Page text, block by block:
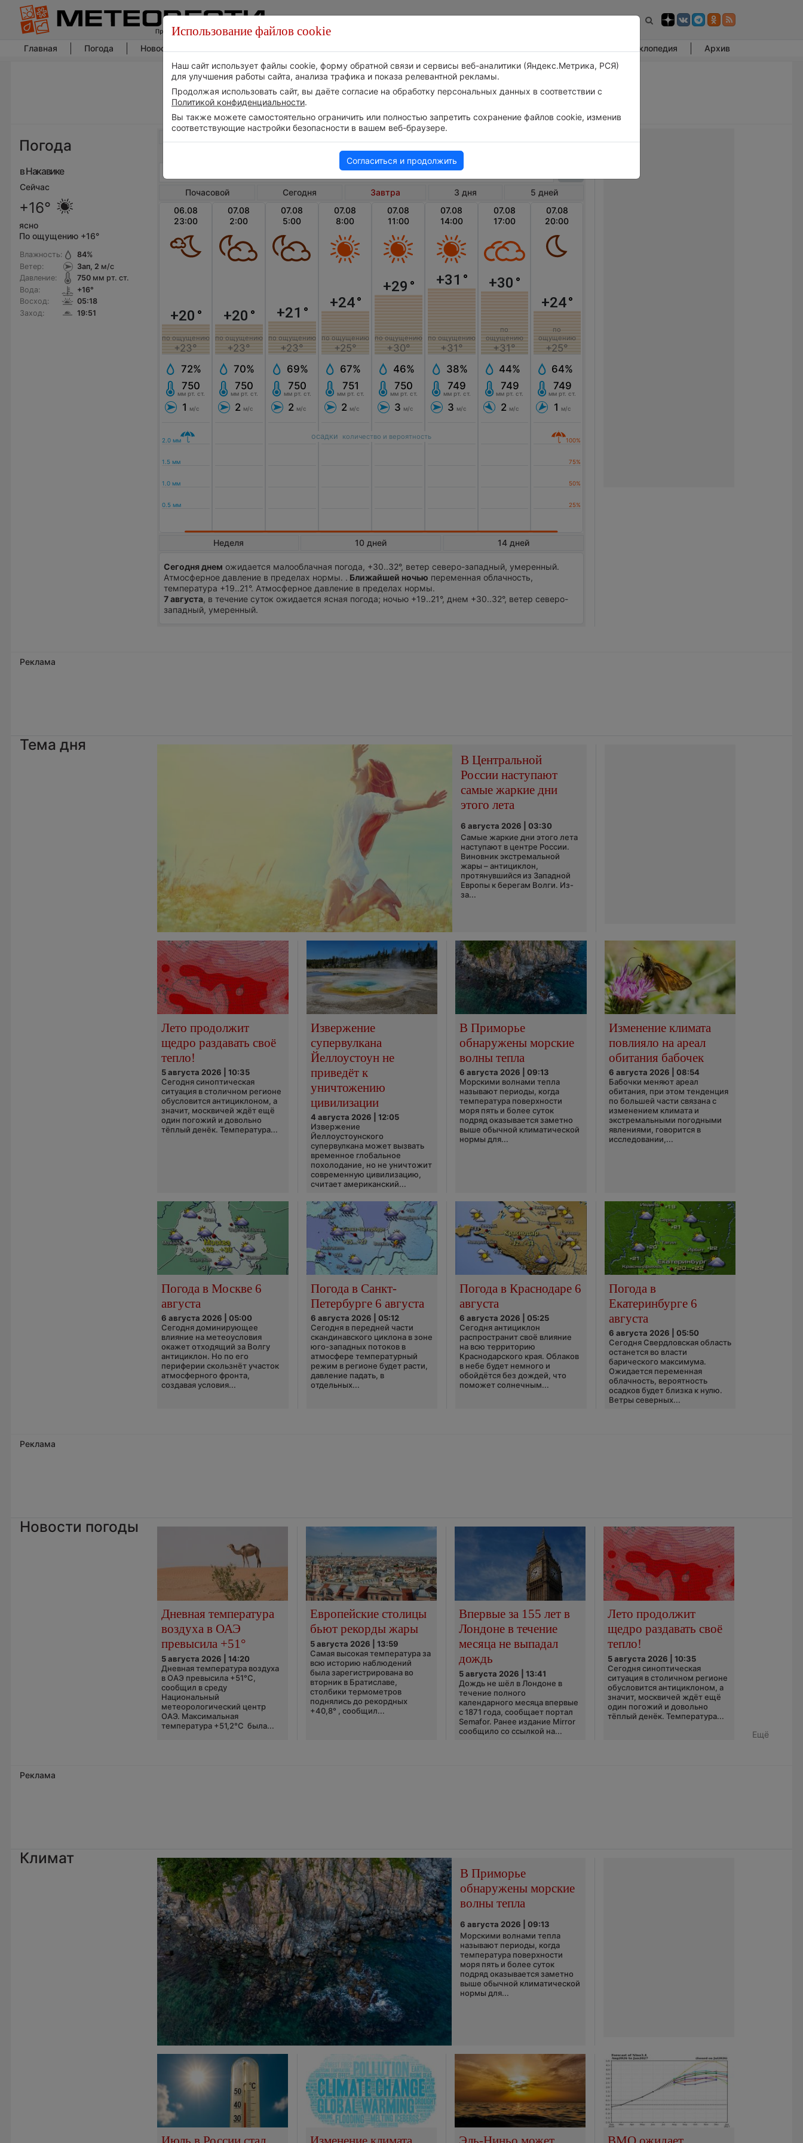
Главная Погода Новости погоды Энциклопедия Архив
Погода
в Накавике
Сейчас
+16°
ясно
По ощущению +16°
Влажность:
Ветер:
Давление:
Вода:
Восход:
Заход:
84%
Зап, 2 м/с
750мм рт. ст.
+16°
05:18
19:51
Погода в Накавике на завтра
Почасовой Сегодня Завтра 3 дня
5 дней
06.08
23:00
+20 °
по ощущению
+23°
72%
750
мм рт. ст.
1 м/с
07.08
2:00
+20 °
по ощущению
+23°
70%
750
мм рт. ст.
2 м/с
07.08
5:00
+21 °
по ощущению
+23°
69%
750
мм рт. ст.
2 м/с
07.08
8:00
+24°
по ощущению
+25°
67%
751
мм рт. ст.
2 м/с
07.08
11:00
+29 °
по ощущению
+30°
46%
750
мм рт. ст.
3 м/с
07.08
14:00
+31 °
по ощущению
+31°
38%
749
мм рт. ст.
3 м/с
07.08
17:00
+30 °
по
ощущению
+31°
44%
749
мм рт. ст.
2 м/с
07.08
20:00
+24°
по
ощущению
+25°
64%
749
мм рт. ст.
1 м/с
осадки количество и вероятность
Неделя 10 дней 14 дней
Сегодня днем ожидается малооблачная погода, +30..32°, ветер северо-западный, умеренный.
Атмосферное давление в пределах нормы. . Ближайшей ночью переменная облачность,
температура +19..21°. Атмосферное давление в пределах нормы.
7 августа, в течение суток ожидается ясная погода; ночью +19..21°, днем +30..32°, ветер северо-
западный, умеренный.
Реклама
Тема дня
В Центральной
России наступают
самые жаркие дни
этого лета
6 августа 2026 | 03:30
Самые жаркие дни этого лета
наступают в центре России.
Виновник экстремальной
жары – антициклон,
протянувшийся из Западной
Европы к берегам Волги. Из-
за...
Лето продолжит
щедро раздавать своё
тепло!
5 августа 2026 | 10:35
Сегодня синоптическая
ситуация в столичном регионе
обусловится антициклоном, а
значит, москвичей ждёт ещё
один погожий и довольно
тёплый денёк. Температура...
Извержение
супервулкана
Йеллоустоун не
приведёт к
уничтожению
цивилизации
4 августа 2026 | 12:05
Извержение
Йеллоустоунского
супервулкана может вызвать
временное глобальное
похолодание, но не уничтожит
современную цивилизацию,
считает американский...
В Приморье
обнаружены морские
волны тепла
6 августа 2026 | 09:13
Морскими волнами тепла
называют периоды, когда
температура поверхности
моря пять и более суток
подряд оказывается заметно
выше обычной климатической
нормы для...
Изменение климата
повлияло на ареал
обитания бабочек
6 августа 2026 | 08:54
Бабочки меняют ареал
обитания, при этом тенденция
по большей части связана с
изменением климата и
экстремальными погодными
явлениями, говорится в
исследовании,...
Погода в Москве 6
августа
6 августа 2026 | 05:00
Сегодня доминирующее
влияние на метеоусловия
окажет отходящий за Волгу
антициклон. Но по его
периферии скользнёт участок
атмосферного фронта,
создавая условия...
Погода в Санкт-
Петербурге 6 августа
6 августа 2026 | 05:12
Сегодня в передней части
скандинавского циклона в зоне
юго-западных потоков в
атмосфере температурный
режим в регионе будет расти,
давление падать, в
отдельных...
Погода в Краснодаре 6
августа
6 августа 2026 | 05:25
Сегодня антициклон
распространит своё влияние
на всю территорию
Краснодарского края. Облаков
в небе будет немного и
обойдётся без дождей, что
поможет солнечным...
Погода в
Екатеринбурге 6
августа
6 августа 2026 | 05:50
Сегодня Свердловская область
останется во власти
барического максимума.
Ожидается переменная
облачность, вероятность
осадков будет близка к нулю.
Ветры северных...
Реклама
Новости погоды
Дневная температура
воздуха в ОАЭ
превысила +51°
5 августа 2026 | 14:20
Дневная температура воздуха
в ОАЭ превысила +51°C,
сообщил в среду
Национальный
метеорологический центр
ОАЭ. Максимальная
температура +51,2°C была...
Европейские столицы
бьют рекорды жары
5 августа 2026 | 13:59
Самая высокая температура за
всю историю наблюдений
была зарегистрирована во
вторник в Братиславе,
столбики термометров
поднялись до рекордных
+40,8° , сообщил...
Впервые за 155 лет в
Лондоне в течение
месяца не выпадал
дождь
5 августа 2026 | 13:41
Дождь не шёл в Лондоне в
течение полного
календарного месяца впервые
с 1871 года, сообщает портал
Semafor. Ранее издание Mirror
сообщило со ссылкой на...
Лето продолжит
щедро раздавать своё
тепло!
5 августа 2026 | 10:35
Сегодня синоптическая
ситуация в столичном регионе
обусловится антициклоном, а
значит, москвичей ждёт ещё
один погожий и довольно
тёплый денёк. Температура...
Ещё
Реклама
Климат
В Приморье
обнаружены морские
волны тепла
6 августа 2026 | 09:13
Морскими волнами тепла
называют периоды, когда
температура поверхности
моря пять и более суток
подряд оказывается заметно
выше обычной климатической
нормы для...
Использование файлов cookie
Наш сайт использует файлы cookie, форму обратной связи и сервисы веб-аналитики (Яндекс.Метрика, РСЯ)
для улучшения работы сайта, анализа трафика и показа релевантной рекламы.
Продолжая использовать сайт, вы даёте согласие на обработку персональных данных в соответствии с
Политикой конфиденциальности.
Вы также можете самостоятельно ограничить или полностью запретить сохранение файлов cookie, изменив
соответствующие настройки безопасности в вашем веб-браузере.
Согласиться и продолжить